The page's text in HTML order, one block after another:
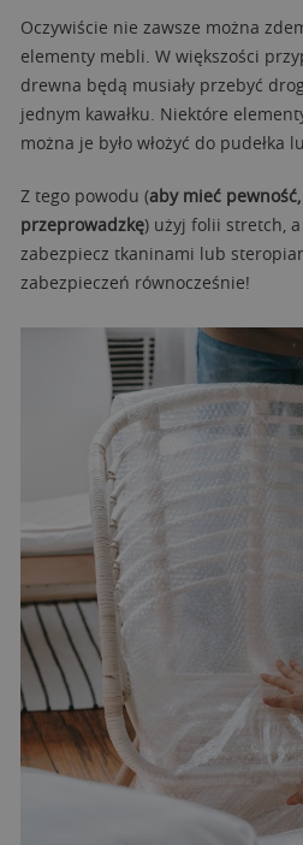
Oczywiście nie zawsze można
elementy mebli. W większości
drewna będą musiały przebyć
jednym kawałku. Niektóre
można je było włożyć do pudełka
Z tego powodu (aby mieć
przeprowadzkę) użyj folii stretch,
zabezpiecz tkaninami lub
zabezpieczeń równocześnie!